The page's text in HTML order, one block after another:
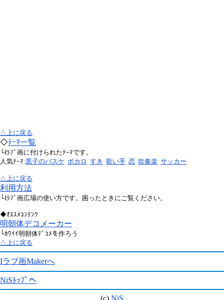
△上に戻る
◇ﾃｰﾏ一覧
└Iﾗﾌﾞ画に付けられたﾃｰﾏです。
人気ﾃｰﾏ:黒子のバスケ ボカロ すき 歌い手 恋 吹奏楽 サッカー
△上に戻る
利用方法
└Iﾗﾌﾞ画広場の使い方です。困ったときにご覧ください。
◆ｵｽｽﾒｺﾝﾃﾝﾂ
明朝体デコメーカー
└ｶﾜｲｲ明朝体ﾃﾞｺﾒを作ろう
△上に戻る
Iラブ画Makerへ
NiSﾄｯﾌﾟへ